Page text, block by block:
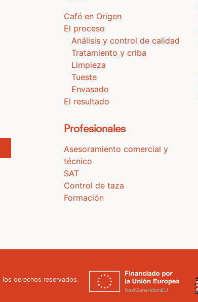
Café en Origen
El proceso
Análisis y control de calidad
Tratamiento y criba
Limpieza
Tueste
Envasado
El resultado
Profesionales
Asesoramiento comercial y
técnico
SAT
Control de taza
Formación
los derechos reservados.